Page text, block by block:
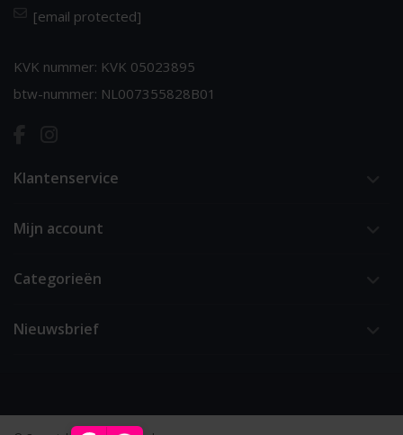
[email protected]
KVK nummer: KVK 05023895
btw-nummer: NL007355828B01
Klantenservice
Mijn account
Categorieën
Nieuwsbrief